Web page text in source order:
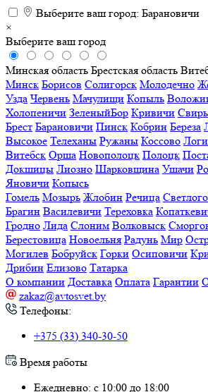
Выберите ваш город: Барановичи
×
Выберите ваш город
Минская область Брестская область
Минск Борисов Солигорск Молодечно
Узда Червень Мачулищи Копыль
Холопеничи ЗеленыйБор Кривичи Свирь
Брест Барановичи Пинск Кобрин Береза
Высокое Телеханы Ружаны Коссово
Витебск Орша Новополоцк Полоцк
Докшицы Лиозно Шарковщина Ушачи
Яновичи Копысь
Гомель Мозырь Жлобин Речица
Брагин Василевичи Тереховка
Гродно Лида Слоним Волковыск
Берестовица Новоельня Радунь Мир
Могилев Бобруйск Горки Осиповичи
Дрибин Елизово Татарка
О компании Доставка Оплата Гарантии
zakaz@avtosvet.by
Телефоны:
+375 (33) 340-30-50
Время работы
Ежедневно: с 10:00 до 18:00